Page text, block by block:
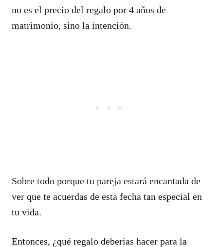
no es el precio del regalo por 4 años de
matrimonio, sino la intención.
Sobre todo porque tu pareja estará encantada de
ver que te acuerdas de esta fecha tan especial en
tu vida.
Entonces, ¿qué regalo deberías hacer para la